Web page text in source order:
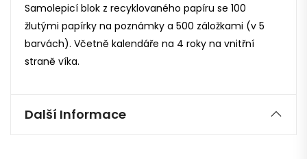
Samolepicí blok z recyklovaného papíru se 100
žlutými papírky na poznámky a 500 záložkami (v 5
barvách). Včetně kalendáře na 4 roky na vnitřní
straně víka.
Další Informace